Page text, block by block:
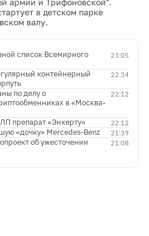
в детском парке
валу.
23:05
список Всемирного
22:34
контейнерный
22:12
по делу о
в «Москва-
22:12
препарат «Энхерту»
21:39
«дочку» Mercedes-Benz
21:08
об ужесточении